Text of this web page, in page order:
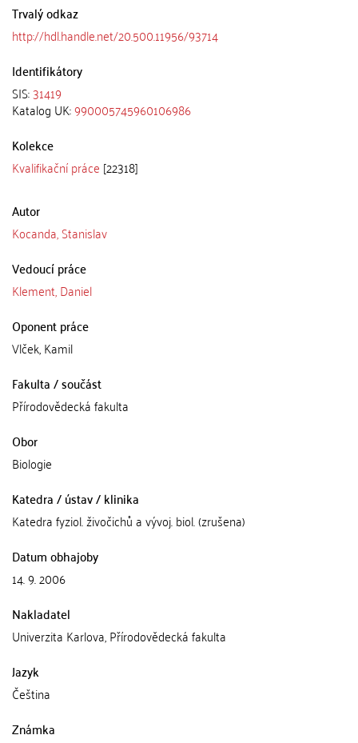
Trvalý odkaz
http://hdl.handle.net/20.500.11956/93714
Identifikátory
SIS:31419
Katalog UK:990005745960106986
Kolekce
Kvalifikační práce [22318]
Autor
Kocanda, Stanislav
Vedoucí práce
Klement, Daniel
Oponent práce
Vlček, Kamil
Fakulta / součást
Přírodovědecká fakulta
Obor
Biologie
Katedra / ústav / klinika
Katedra fyziol. živočichů a vývoj. biol. (zrušena)
Datum obhajoby
14. 9. 2006
Nakladatel
Univerzita Karlova, Přírodovědecká fakulta
Jazyk
Čeština
Známka